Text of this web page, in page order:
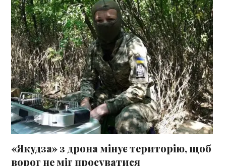
«Якудза» з дрона мінує територію, щоб
ворог не міг просуватися